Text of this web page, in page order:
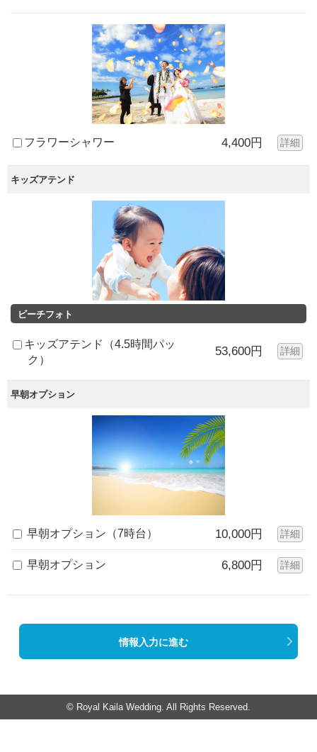
フラワーシャワー 4,400円 詳細
キッズアテンド
ビーチフォト
キッズアテンド（4.5時間パッ
ク）
53,600円 詳細
早朝オプション
早朝オプション（7時台） 10,000円 詳細
早朝オプション 6,800円 詳細
情報入力に進む
© Royal Kaila Wedding. All Rights Reserved.